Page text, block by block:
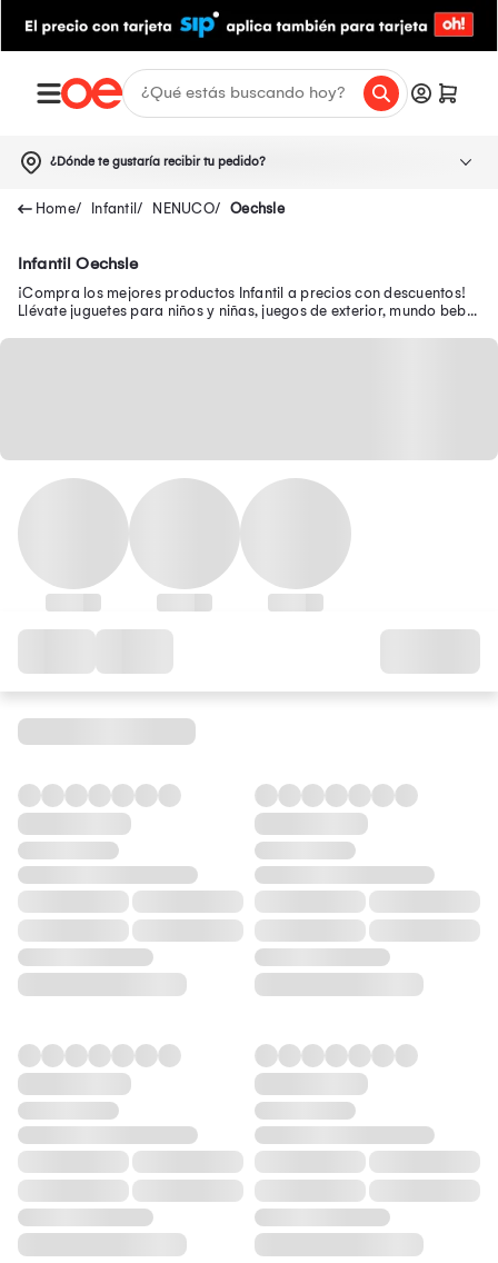
¿Dónde te gustaría recibir tu pedido?
Infantil NENUCO Oechsle
Infantil Oechsle
¡Compra los mejores productos Infantil a precios con descuentos!
Llévate juguetes para niños y niñas, juegos de exterior, mundo bebé,